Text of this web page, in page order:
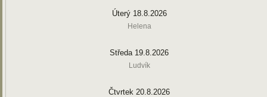
Úterý 18.8.2026
Helena
Středa 19.8.2026
Ludvík
Čtvrtek 20.8.2026